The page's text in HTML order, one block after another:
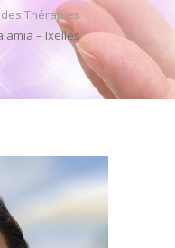
Thérapies
– Ixelles